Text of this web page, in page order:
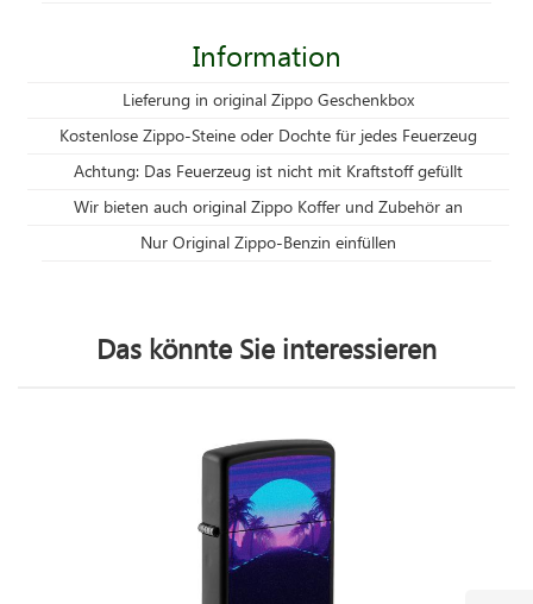
Information
Lieferung in original Zippo Geschenkbox
Kostenlose Zippo-Steine oder Dochte für jedes Feuerzeug
Achtung: Das Feuerzeug ist nicht mit Kraftstoff gefüllt
Wir bieten auch original Zippo Koffer und Zubehör an
Nur Original Zippo-Benzin einfüllen
Das könnte Sie interessieren